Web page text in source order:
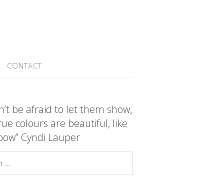
CONTACT
be afraid to let them show,
colours are beautiful, like
Cyndi Lauper